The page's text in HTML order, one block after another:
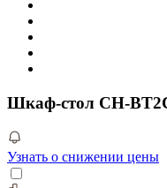
Шкаф-стол CH-
Узнать о снижении цены